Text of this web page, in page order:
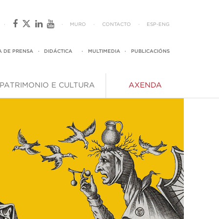
· · MURO · CONTACTO · ESP - ENG
DE PRENSA · DIDÁCTICA · MULTIMEDIA · PUBLICACIÓNS
PATRIMONIO E CULTURA AXENDA